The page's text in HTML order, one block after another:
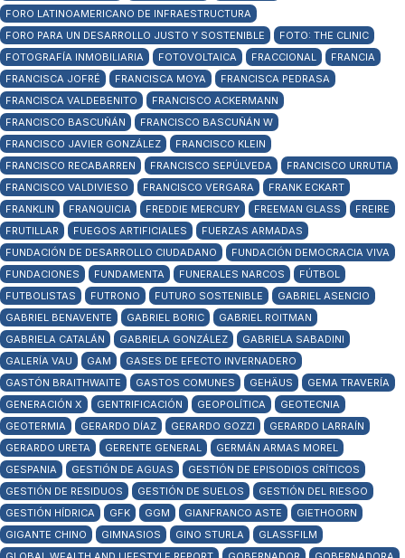
FORO LATINOAMERICANO DE INFRAESTRUCTURA
FORO PARA UN DESARROLLO JUSTO Y SOSTENIBLE
FOTO: THE CLINIC
FOTOGRAFÍA INMOBILIARIA
FOTOVOLTAICA FRACCIONAL
FRANCIA
FRANCISCA JOFRÉ
FRANCISCA MOYA
FRANCISCA PEDRASA
FRANCISCA VALDEBENITO
FRANCISCO ACKERMANN
FRANCISCO BASCUÑÁN
FRANCISCO BASCUÑÁN W
FRANCISCO JAVIER GONZÁLEZ
FRANCISCO KLEIN
FRANCISCO RECABARREN
FRANCISCO SEPÚLVEDA
FRANCISCO URRUTIA
FRANCISCO VALDIVIESO
FRANCISCO VERGARA
FRANK ECKART
FRANKLIN
FRANQUICIA FREDDIE MERCURY FREEMAN GLASS
FREIRE
FRUTILLAR
FUEGOS ARTIFICIALES
FUERZAS ARMADAS
FUNDACIÓN DE DESARROLLO CIUDADANO
FUNDACIÓN DEMOCRACIA VIVA
FUNDACIONES
FUNDAMENTA FUNERALES NARCOS
FÚTBOL
FUTBOLISTAS
FUTRONO FUTURO SOSTENIBLE
GABRIEL ASENCIO
GABRIEL BENAVENTE
GABRIEL BORIC
GABRIEL ROITMAN
GABRIELA CATALÁN
GABRIELA GONZÁLEZ
GABRIELA SABADINI
GALERÍA VAU
GAM
GASES DE EFECTO INVERNADERO
GASTÓN BRAITHWAITE
GASTOS COMUNES GEHÄUS
GEMA TRAVERÍA
GENERACIÓN X
GENTRIFICACIÓN GEOPOLÍTICA
GEOTECNIA
GEOTERMIA
GERARDO DÍAZ GERARDO GOZZI
GERARDO LARRAÍN
GERARDO URETA
GERENTE GENERAL
GERMÁN ARMAS MOREL
GESPANIA
GESTIÓN DE AGUAS
GESTIÓN DE EPISODIOS CRÍTICOS
GESTIÓN DE RESIDUOS
GESTIÓN DE SUELOS
GESTIÓN DEL RIESGO
GESTIÓN HÍDRICA
GFK GGM GIANFRANCO ASTE
GIETHOORN
GIGANTE CHINO
GIMNASIOS GINO STURLA
GLASSFILM